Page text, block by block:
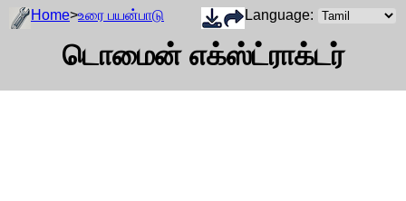
Home>உரை பயன்பாடு
டொமைன் எக்ஸ்ட்ராக்டர்
Language: